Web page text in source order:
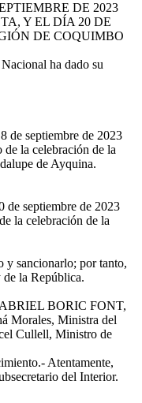
DE 2023
Y EL DÍA 20 DE
DE COQUIMBO
ha dado su
de septiembre de 2023
la celebración de la
de Ayquina.
septiembre de 2023
la celebración de la
sancionarlo; por tanto,
la República.
BORIC FONT,
Morales, Ministra del
Cullell, Ministro de
Atentamente,
del Interior.